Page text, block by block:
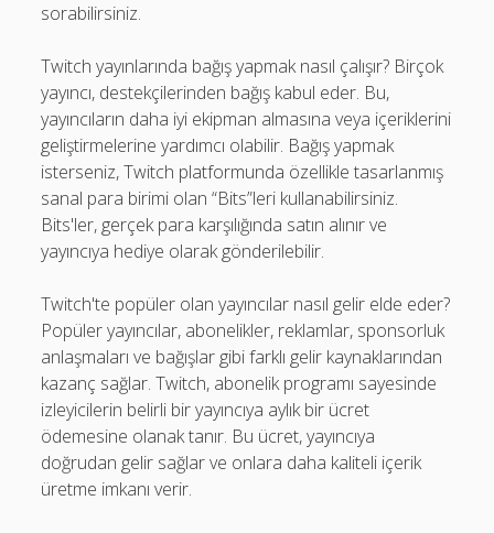
sorabilirsiniz.
Twitch yayınlarında bağış yapmak nasıl çalışır? Birçok
yayıncı, destekçilerinden bağış kabul eder. Bu,
yayıncıların daha iyi ekipman almasına veya içeriklerini
geliştirmelerine yardımcı olabilir. Bağış yapmak
isterseniz, Twitch platformunda özellikle tasarlanmış
sanal para birimi olan “Bits”leri kullanabilirsiniz.
Bits'ler, gerçek para karşılığında satın alınır ve
yayıncıya hediye olarak gönderilebilir.
Twitch'te popüler olan yayıncılar nasıl gelir elde eder?
Popüler yayıncılar, abonelikler, reklamlar, sponsorluk
anlaşmaları ve bağışlar gibi farklı gelir kaynaklarından
kazanç sağlar. Twitch, abonelik programı sayesinde
izleyicilerin belirli bir yayıncıya aylık bir ücret
ödemesine olanak tanır. Bu ücret, yayıncıya
doğrudan gelir sağlar ve onlara daha kaliteli içerik
üretme imkanı verir.